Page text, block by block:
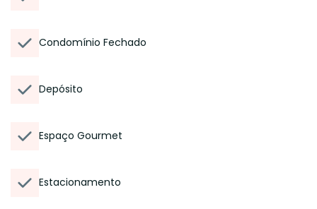
Condomínio Fechado
Depósito
Espaço Gourmet
Estacionamento